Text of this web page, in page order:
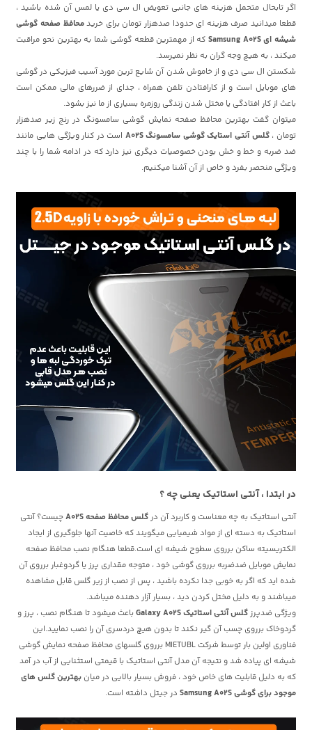
اگر تابحال متحمل هزینه های جانبی تعویض ال سی دی یا لمس آن شده باشید ،
قطعا میدانید صرف هزینه ای حدودا صدهزار تومان برای خریدمحافظ صفحه گوشی
شیشه ای Samsung A02S
که از مهمترین قطعه گوشی شما به بهترین نحو مراقبت
میکند ، به هیچ وجه گران به نظر نمیرسد.
شکستن ال سی دی و از خاموش شدن آن شایع ترین مورد آسیب فیزیکی در گوشی
های موبایل است و از کارافتادن تلفن همراه ، جدای از ضررهای مالی ممکن است
باعث از کار افتادگی یا مختل شدن زندگی روزمره بسیاری از ما نیز بشود.
میتوان گفت بهترین محافظ صفحه نمایش گوشی سامسونگ در رنج زیر صدهزار
تومان ،گلس آنتی استایک گوشی سامسونگ A02S
است در کنار ویژگی هایی مانند
ضد ضربه و خط و خش بودن خصوصیات دیگری نیز دارد که در ادامه شما را با چند
ویژگی منحصر بفرد و خاص از آن آشنا میکنیم.
در ابتدا ، آنتی استاتیک یعنی چه ؟
آنتی استاتیک به چه معناست و کاربرد آن درگلس محافظ صفحه A02S
چیست؟ آنتی
استاتیک به دسته ای از مواد شیمیایی میگویند که خاصیت آنها جلوگیری از ایجاد
الکتریسیته ساکن برروی سطوح شیشه ای است.قطعا هنگام نصب محافظ صفحه
نمایش موبایل ضدضربه برروی گوشی خود ، متوجه مقداری پرز یا گردوغبار برروی آن
شده اید که اگر به خوبی جدا نکرده باشید ، پس از نصب از زیر گلس قابل مشاهده
میباشند و به دلیل مختل کردن دید ، بسیار آزار دهنده میباشد.
ویژگی ضدپرزگلس آنتی استاتیک Galaxy A02S
باعث میشود تا هنگام نصب ، پرز و
گردوخاک برروی چسب آن گیر نکند تا بدون هیچ دردسری آن را نصب نمایید.این
فناوری اولین بار توسط شرکت MIETUBL برروی گلسهای محافظ صفحه نمایش گوشی
شیشه ای پیاده شد و نتیجه آن مدل آنتی استاتیک با قیمتی استثنایی از آب در آمد
که به دلیل قابلیت های خاص خود ، فروش بسیار بالایی در میانبهترین گلس های
موجود برای گوشی Samsung A02S
در جیتل داشته است.